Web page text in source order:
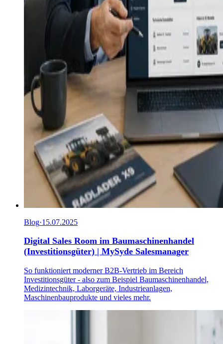
Blog·15.07.2025
Digital Sales Room im Baumaschinenhandel
(Investitionsgüter) | MySyde Salesmanager
So funktioniert moderner B2B-Vertrieb im Bereich
Investitionsgüter - also zum Beispiel Baumaschinenhandel,
Medizintechnik, Laborgeräte, Industrieanlagen,
Maschinenbauprodukte und vieles mehr.